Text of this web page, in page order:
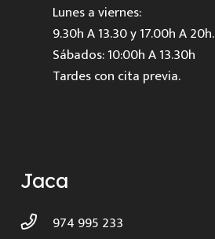
Lunes a viernes:
9.30h A 13.30 y 17.00h A 20h.
Sábados: 10:00h A 13.30h
Tardes con cita previa.
Jaca
974 995 233